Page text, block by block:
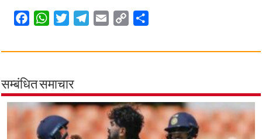
F
c
b
o
o
W
a
s
A
p
p
T
i
t
e
r
T
l
r
a
m
E
a
C
p
i
n
k
a
सम्बंधित समाचार